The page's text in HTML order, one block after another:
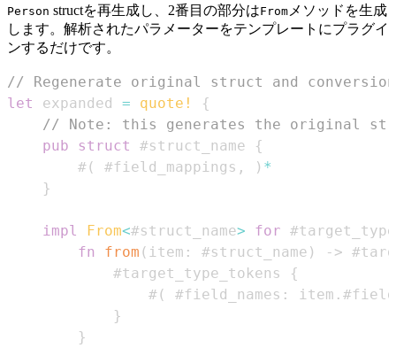
Person structを再生成し、2番目の部分はFrom メソッドを生成
します。解析されたパラメーターをテンプレートにプラグイ
ンするだけです。
// Regenerate original struct and conversion
let
expanded = quote!
{
// Note: this generates the original
pub
struct #struct_name
{
        #
( #field_mappings , ) *
}
impl From<#struct_name> for
fn
from ( item : #struct_name ) ->
            #target_type_tokens
{
                #
( #field_names : item .
}
}